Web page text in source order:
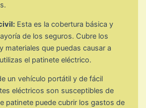
Esta es la cobertura básica y
de los seguros. Cubre los
materiales que puedas causar a
el patinete eléctrico.
un vehículo portátil y de fácil
eléctricos son susceptibles de
patinete puede cubrir los gastos de